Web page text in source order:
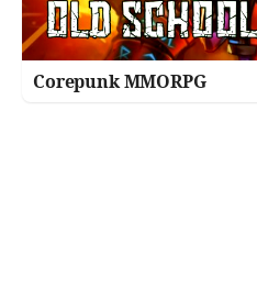
Corepunk MMORPG